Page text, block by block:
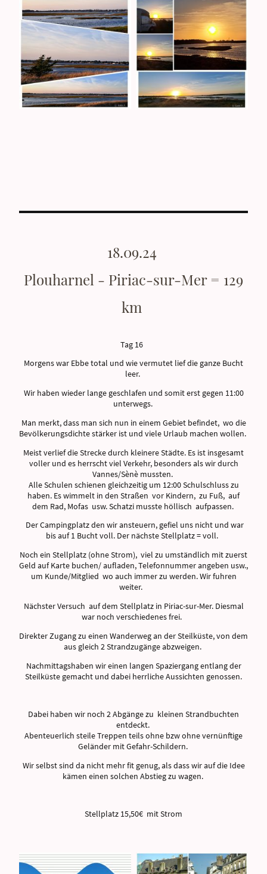
18.09.24
Plouharnel - Piriac-sur-Mer = 129
km
Tag 16
Morgens war Ebbe total und wie vermutet lief die ganze Bucht
leer.
Wir haben wieder lange geschlafen und somit erst gegen 11:00
unterwegs.
Man merkt, dass man sich nun in einem Gebiet befindet, wo die
Bevölkerungsdichte stärker ist und viele Urlaub machen wollen.
Meist verlief die Strecke durch kleinere Städte. Es ist insgesamt
voller und es herrscht viel Verkehr, besonders als wir durch
Vannes/Sènè mussten.
Alle Schulen schienen gleichzeitig um 12:00 Schulschluss zu
haben. Es wimmelt in den Straßen vor Kindern, zu Fuß, auf
dem Rad, Mofas usw. Schatzi musste höllisch aufpassen.
Der Campingplatz den wir ansteuern, gefiel uns nicht und war
bis auf 1 Bucht voll. Der nächste Stellplatz = voll.
Noch ein Stellplatz (ohne Strom), viel zu umständlich mit zuerst
Geld auf Karte buchen/ aufladen, Telefonnummer angeben usw.,
um Kunde/Mitglied wo auch immer zu werden. Wir fuhren
weiter.
Nächster Versuch auf dem Stellplatz in Piriac-sur-Mer. Diesmal
war noch verschiedenes frei.
Direkter Zugang zu einen Wanderweg an der Steilküste, von dem
aus gleich 2 Strandzugänge abzweigen.
Nachmittagshaben wir einen langen Spaziergang entlang der
Steilküste gemacht und dabei herrliche Aussichten genossen.
Dabei haben wir noch 2 Abgänge zu kleinen Strandbuchten
entdeckt.
Abenteuerlich steile Treppen teils ohne bzw ohne vernünftige
Geländer mit Gefahr-Schildern.
Wir selbst sind da nicht mehr fit genug, als dass wir auf die Idee
kämen einen solchen Abstieg zu wagen.
Stellplatz 15,50€ mit Strom